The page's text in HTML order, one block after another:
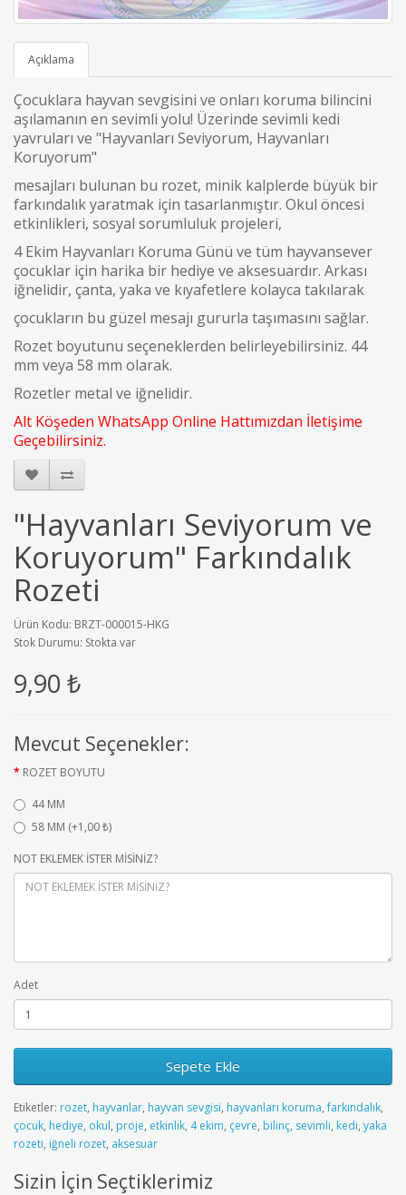
Açıklama
Çocuklara hayvan sevgisini ve onları koruma bilincini
aşılamanın en sevimli yolu! Üzerinde sevimli kedi
yavruları ve "Hayvanları Seviyorum, Hayvanları
Koruyorum"
mesajları bulunan bu rozet, minik kalplerde büyük bir
farkındalık yaratmak için tasarlanmıştır. Okul öncesi
etkinlikleri, sosyal sorumluluk projeleri,
4 Ekim Hayvanları Koruma Günü ve tüm hayvansever
çocuklar için harika bir hediye ve aksesuardır. Arkası
iğnelidir, çanta, yaka ve kıyafetlere kolayca takılarak
çocukların bu güzel mesajı gururla taşımasını sağlar.
Rozet boyutunu seçeneklerden belirleyebilirsiniz. 44
mm veya 58 mm olarak.
Rozetler metal ve iğnelidir.
Alt Köşeden WhatsApp Online Hattımızdan İletişime
Geçebilirsiniz.
"Hayvanları Seviyorum ve
Koruyorum" Farkındalık
Rozeti
Ürün Kodu: BRZT-000015-HKG
Stok Durumu: Stokta var
9,90 ₺
Mevcut Seçenekler:
ROZET BOYUTU
44 MM
58 MM (+1,00 ₺)
NOT EKLEMEK İSTER MİSİNİZ?
Adet
Sepete Ekle
Etiketler: rozet, hayvanlar, hayvan sevgisi, hayvanları koruma,farkındalık,
çocuk, hediye, okul, proje, etkinlik, 4 ekim, çevre, bilinç, sevimli, kedi, yaka
rozeti, iğneli rozet, aksesuar
Sizin İçin Seçtiklerimiz